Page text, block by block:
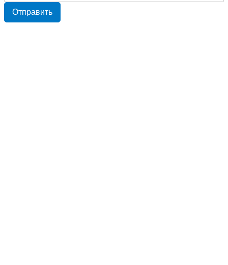
Отправить